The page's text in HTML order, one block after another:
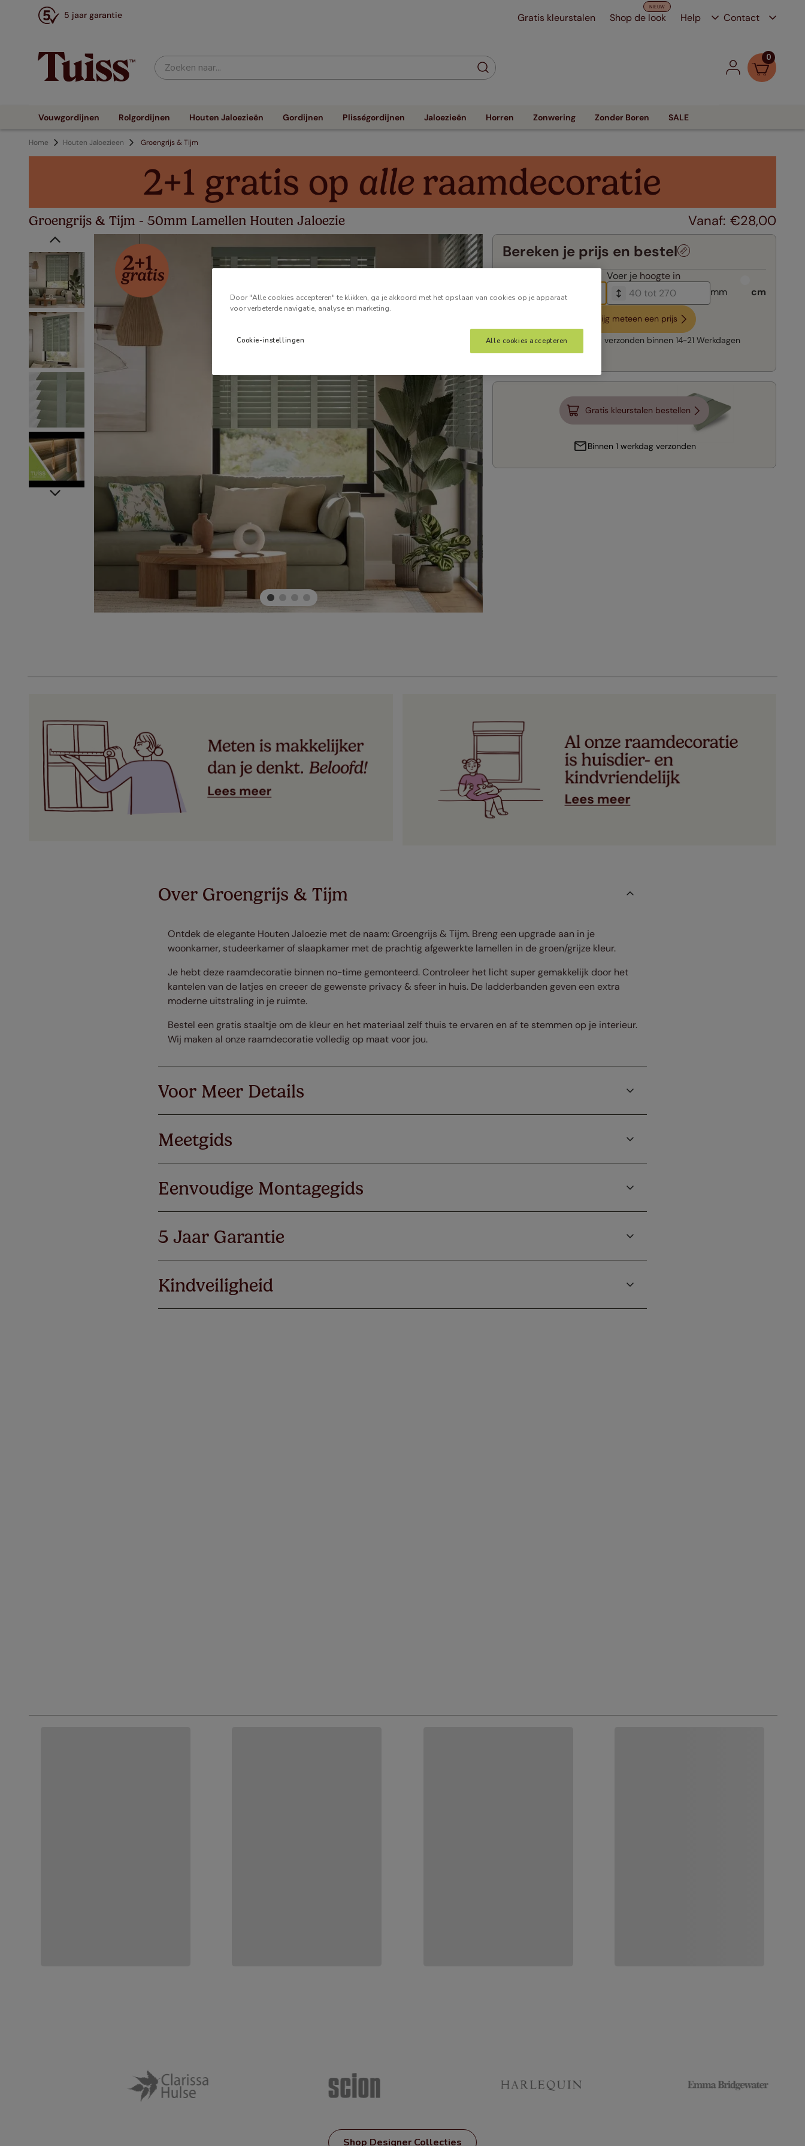
5 jaar garantie Gratis kleurstalen Shop de look Help Contact
Zoeken naar... 0
Vouwgordijnen Rolgordijnen Houten Jaloezieën Gordijnen Plisségordijnen Jaloezieën Horren Zonwering Zonder Boren SALE
Home Houten Jaloezieen Groengrijs & Tijm
Groengrijs & Tijm - 50mm Lamellen Houten Jaloezie €28,00
Bereken je prijs en bestel
Voer je hoogte in
mm
cm
Krijg meteen een prijs
Snelle levering:
verzonden binnen 14-21 Werkdagen
Gratis kleurstalen bestellen
Binnen 1 werkdag verzonden
Over Groengrijs & Tijm
Ontdek de elegante Houten Jaloezie met de naam: Groengrijs & Tijm. Breng een upgrade aan in je
woonkamer, studeerkamer of slaapkamer met de prachtig afgewerkte lamellen in de groen/grijze kleur.
Je hebt deze raamdecoratie binnen no-time gemonteerd. Controleer het licht super gemakkelijk door het
kantelen van de latjes en creeer de gewenste privacy & sfeer in huis. De ladderbanden geven een extra
moderne uitstraling in je ruimte.
Bestel een gratis staaltje om de kleur en het materiaal zelf thuis te ervaren en af te stemmen op je interieur.
Wij maken al onze raamdecoratie volledig op maat voor jou.
Voor Meer Details
Meetgids
Eenvoudige Montagegids
5 Jaar Garantie
Kindveiligheid
Shop Designer Collecties
Door "Alle cookies accepteren" te klikken, ga je akkoord met het opslaan van cookies op je apparaat
voor verbeterde navigatie, analyse en marketing.
Cookie-instellingen Alle cookies accepteren